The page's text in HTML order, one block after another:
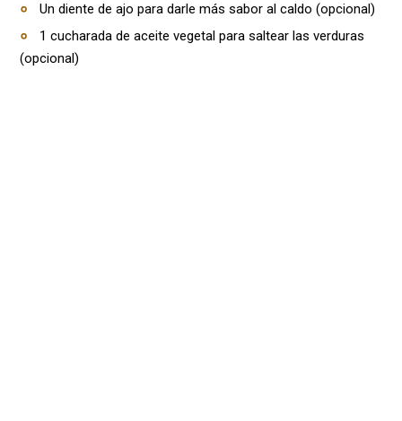
Un diente de ajo para darle más sabor al caldo (opcional)
1 cucharada de aceite vegetal para saltear las verduras
(opcional)